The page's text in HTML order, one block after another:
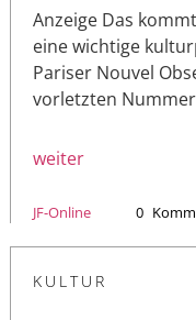
Anzeige Das
eine wichtige
Pariser Nouvel
vorletzten
weiter
JF-Online 0
KULTUR